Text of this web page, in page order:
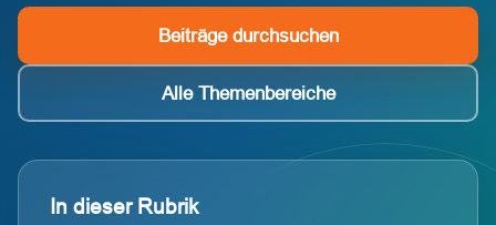
Beiträge durchsuchen
Alle Themenbereiche
In dieser Rubrik